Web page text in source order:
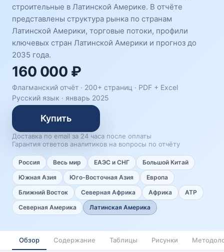
строительные в Латинской Америке. В отчёте
представлены структура рынка по странам
Латинской Америки, торговые потоки, профили
ключевых стран Латинской Америки и прогноз до
2035 года.
160 000 ₽
Флагманский отчёт · 200+ страниц · PDF + Excel
Русский язык · январь 2025
Купить
Доставка по email за 24 часа после оплаты
Гарантия ответов аналитиков на вопросы по отчёту
Россия Весь мир ЕАЭС и СНГ
Большой Китай
Южная Азия
Юго-Восточная Азия
Европа
Ближний Восток
Северная Африка Африка
АТР
Северная Америка
Латинская Америка
Обзор Содержание Таблицы Рисунки